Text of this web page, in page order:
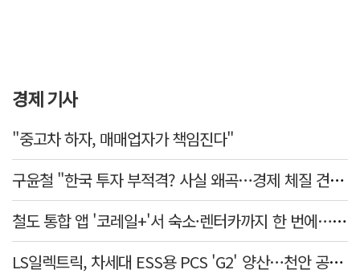
경제 기사
"중고차 하자, 매매업자가 책임진다"
구윤철 "한국 투자 부적격? 사실 왜곡…경제 체질 견실"
철도 통합 앱 '코레일+'서 숙소·렌터카까지 한 번에…여행 서비스 확대
LS일렉트릭, 차세대 ESS용 PCS 'G2' 양산…천안 공장서 출하